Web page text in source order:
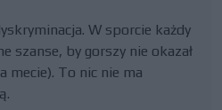
W sporcie każdy
szanse, by gorszy nie okazał
mecie). To nic nie ma